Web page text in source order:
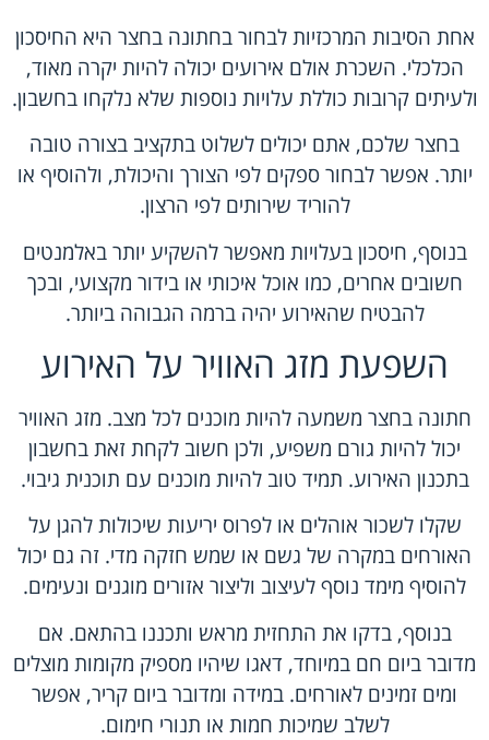
אחת הסיבות המרכזיות לבחור בחתונה בחצר היא החיסכון
הכלכלי. השכרת אולם אירועים יכולה להיות יקרה מאוד,
ולעיתים קרובות כוללת עלויות נוספות שלא נלקחו בחשבון.
בחצר שלכם, אתם יכולים לשלוט בתקציב בצורה טובה
יותר. אפשר לבחור ספקים לפי הצורך והיכולת, ולהוסיף או
להוריד שירותים לפי הרצון.
בנוסף, חיסכון בעלויות מאפשר להשקיע יותר באלמנטים
חשובים אחרים, כמו אוכל איכותי או בידור מקצועי, ובכך
להבטיח שהאירוע יהיה ברמה הגבוהה ביותר.
השפעת מזג האוויר על האירוע
חתונה בחצר משמעה להיות מוכנים לכל מצב. מזג האוויר
יכול להיות גורם משפיע, ולכן חשוב לקחת זאת בחשבון
בתכנון האירוע. תמיד טוב להיות מוכנים עם תוכנית גיבוי.
שקלו לשכור אוהלים או לפרוס יריעות שיכולות להגן על
האורחים במקרה של גשם או שמש חזקה מדי. זה גם יכול
להוסיף מימד נוסף לעיצוב וליצור אזורים מוגנים ונעימים.
בנוסף, בדקו את התחזית מראש ותכננו בהתאם. אם
מדובר ביום חם במיוחד, דאגו שיהיו מספיק מקומות מוצלים
ומים זמינים לאורחים. במידה ומדובר ביום קריר, אפשר
לשלב שמיכות חמות או תנורי חימום.